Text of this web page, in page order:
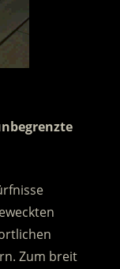
Zum breit